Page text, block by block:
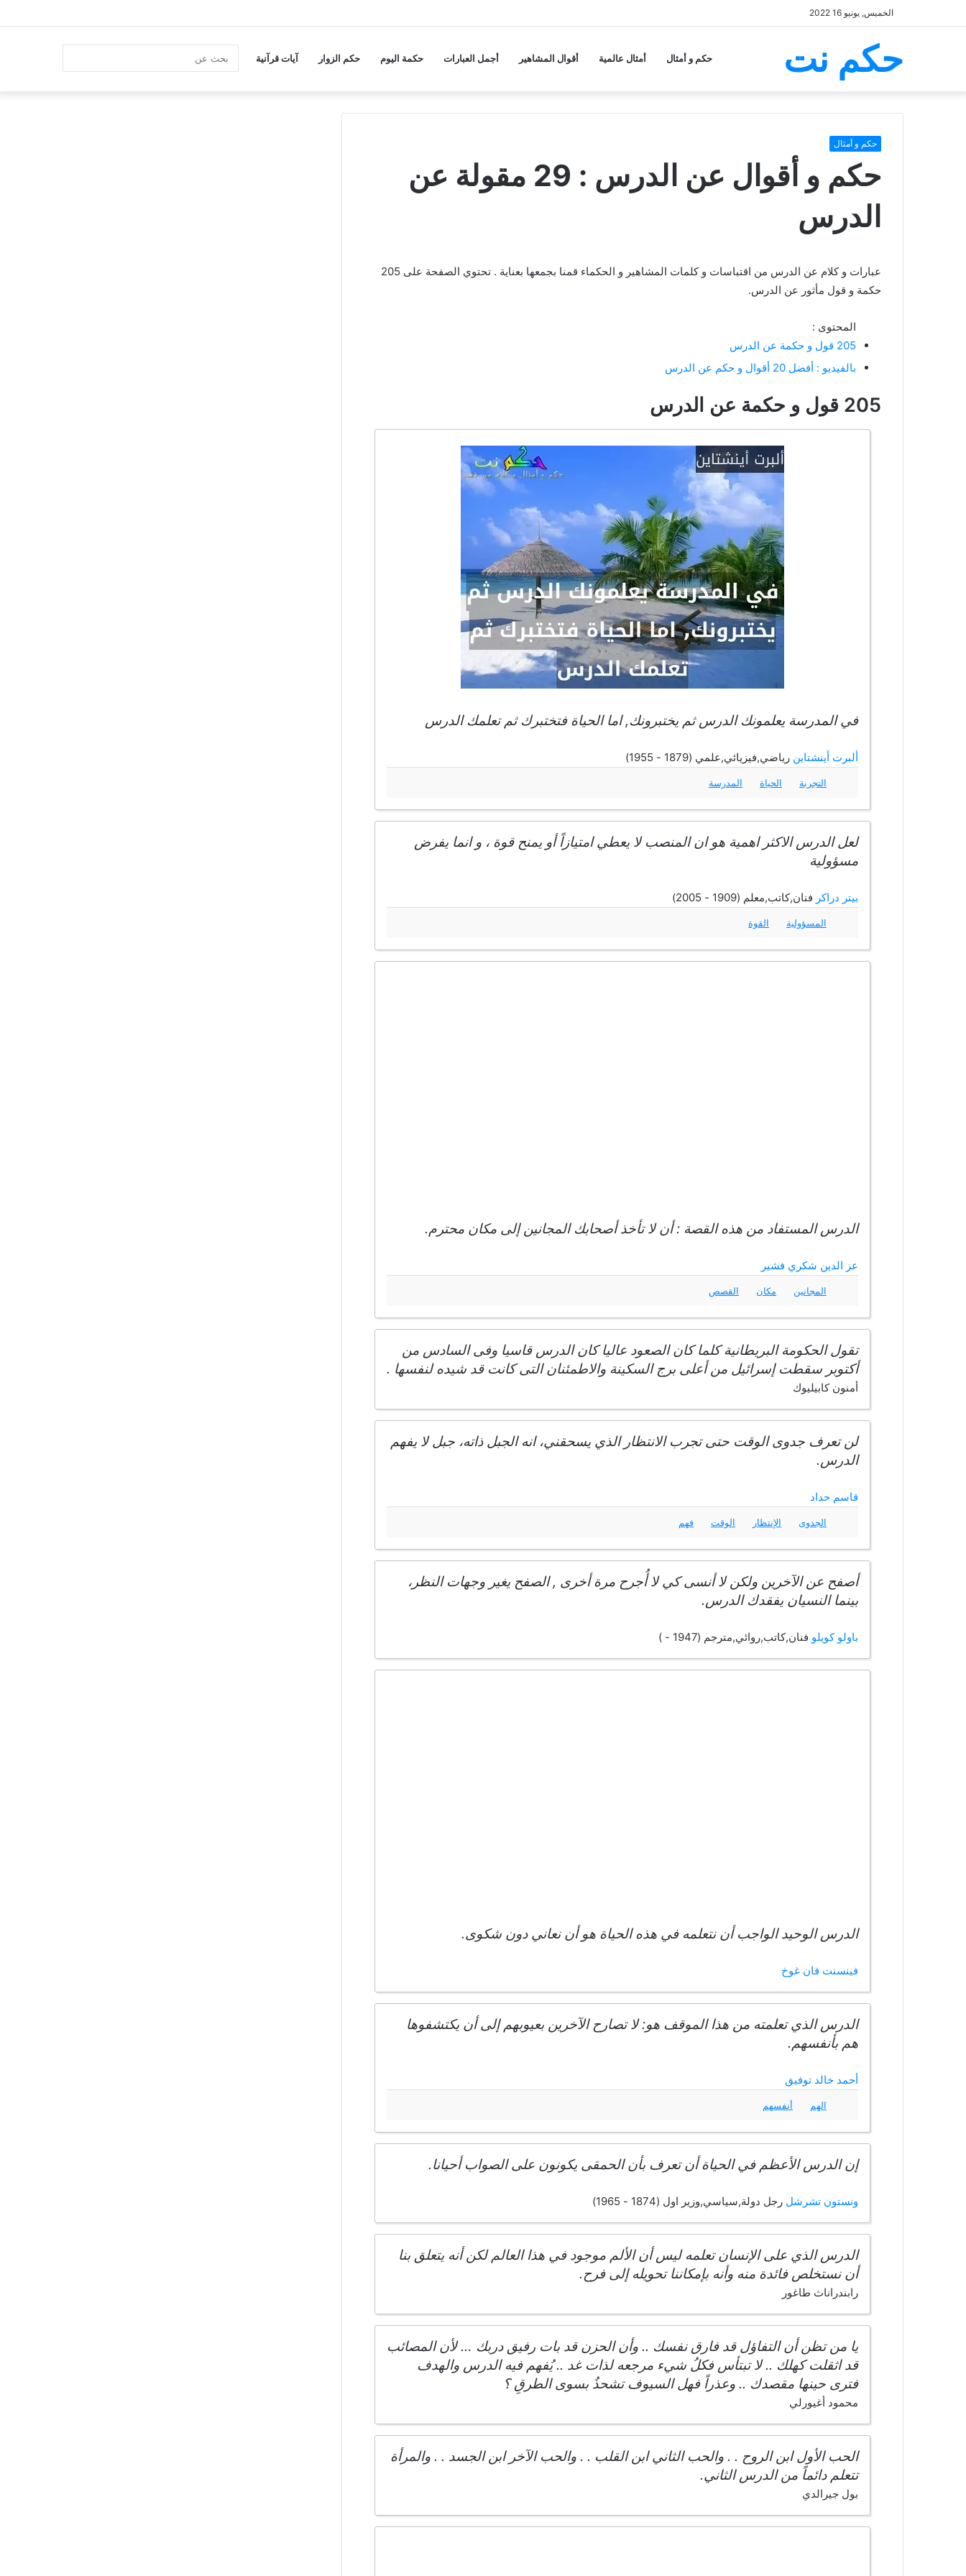
الخميس, يونيو 16 2022
حكم نت حكم و أمثال أمثال عالمية أقوال المشاهير أجمل العبارات حكمة اليوم حكم الزوار آيات قرآنية
حكم و أمثال
حكم و أقوال عن الدرس : 29 مقولة عن
الدرس
عبارات و كلام عن الدرس من اقتباسات و كلمات المشاهير و الحكماء قمنا بجمعها بعناية . تحتوي الصفحة على 205
حكمة و قول مأثور عن الدرس.
المحتوى :
205 قول و حكمة عن الدرس
بالفيديو : أفضل 20 أقوال و حكم عن الدرس
205 قول و حكمة عن الدرس
في المدرسة يعلمونك الدرس ثم يختبرونك, اما الحياة فتختبرك ثم تعلمك الدرس
ألبرت أينشتاين رياضي,فيزيائي,علمي (1879 - 1955)
التجربة الحياة المدرسة
لعل الدرس الاكثر اهمية هو ان المنصب لا يعطي امتيازاً أو يمنح قوة ، و انما يفرض
مسؤولية
بيتر دراكر فنان,كاتب,معلم (1909 - 2005)
المسؤولية القوة
الدرس المستفاد من هذه القصة : أن لا تأخذ أصحابك المجانين إلى مكان محترم.
عز الدين شكري فشير
المجانين مكان القصص
تقول الحكومة البريطانية كلما كان الصعود عاليا كان الدرس قاسيا وفى السادس من
أكتوبر سقطت إسرائيل من أعلى برج السكينة والاطمئنان التى كانت قد شيده لنفسها .
أمنون كابيليوك
لن تعرف جدوى الوقت حتى تجرب الانتظار الذي يسحقني، انه الجبل ذاته، جبل لا يفهم
الدرس.
قاسم حداد
الجدوى الإنتظار الوقت فهم
‏أصفح عن الآ‌خرين ولكن لا‌ أنسى كي لا‌ أُجرح مرة أخرى , الصفح يغير وجهات النظر،
بينما النسيان يفقدك الدرس.
باولو كويلو فنان,كاتب,روائي,مترجم (1947 - )
الدرس الوحيد الواجب أن نتعلمه في هذه الحياة هو أن نعاني دون شكوى.
فينسنت فان غوخ
الدرس الذي تعلمته من هذا الموقف هو: لا تصارح الآخرين بعيوبهم إلى أن يكتشفوها
هم بأنفسهم.
أحمد خالد توفيق
الهم أنفسهم
إن الدرس الأعظم في الحياة أن تعرف بأن الحمقى يكونون على الصواب أحيانا.
ونستون تشرشل رجل دولة,سياسي,وزير اول (1874 - 1965)
الدرس الذي على الإنسان تعلمه ليس أن الألم موجود في هذا العالم لكن أنه يتعلق بنا
أن نستخلص فائدة منه وأنه بإمكاننا تحويله إلى فرح.
رابندراناث طاغور
يا من تظن أن التفاؤل قد فارق نفسك .. وأن الحزن قد بات رفيق دربك … لأن المصائب
قد اثقلت كهلك .. لا تبتأس فكلُ شيء مرجعه لذات غد .. يُفهم فيه الدرس والهدف
فترى حينها مقصدك .. وعذراً فهل السيوف تشحذُ بسوى الطرقِ ؟
محمود أغيورلي
الحب الأول ابن الروح . . والحب الثاني ابن القلب . . والحب الآخر ابن الجسد . . والمرأة
تتعلم دائماً من الدرس الثاني.
بول جيرالدي